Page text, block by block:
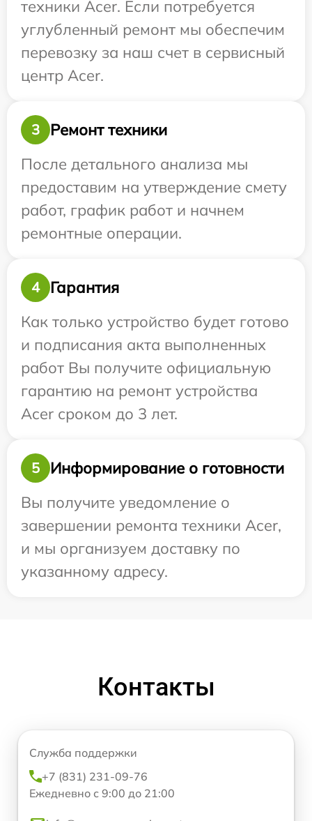
техники Acer. Если потребуется
углубленный ремонт мы обеспечим
перевозку за наш счет в сервисный
центр Acer.
3
Ремонт техники
После детального анализа мы
предоставим на утверждение смету
работ, график работ и начнем
ремонтные операции.
4
Гарантия
Как только устройство будет готово
и подписания акта выполненных
работ Вы получите официальную
гарантию на ремонт устройства
Acer сроком до 3 лет.
5
Информирование о готовности
Вы получите уведомление о
завершении ремонта техники Acer,
и мы организуем доставку по
указанному адресу.
Контакты
Служба поддержки
+7 (831) 231-09-76
Ежедневно с 9:00 до 21:00